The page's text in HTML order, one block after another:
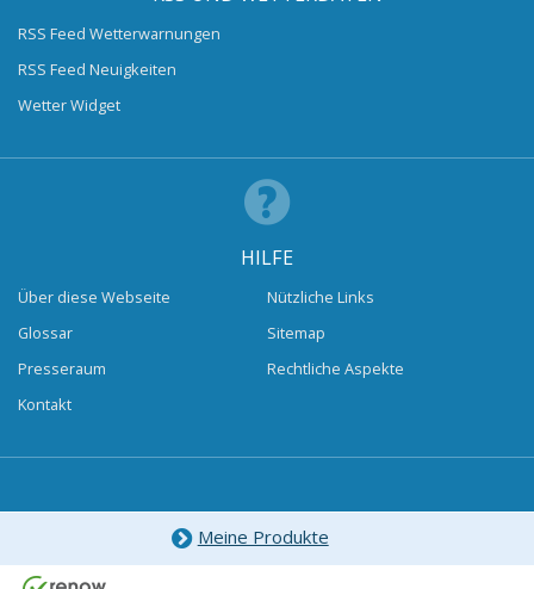
RSS Feed Wetterwarnungen
RSS Feed Neuigkeiten
Wetter Widget
HILFE
Über diese Webseite
Glossar
Presseraum
Kontakt
Nützliche Links
Sitemap
Rechtliche Aspekte
Meine Produkte